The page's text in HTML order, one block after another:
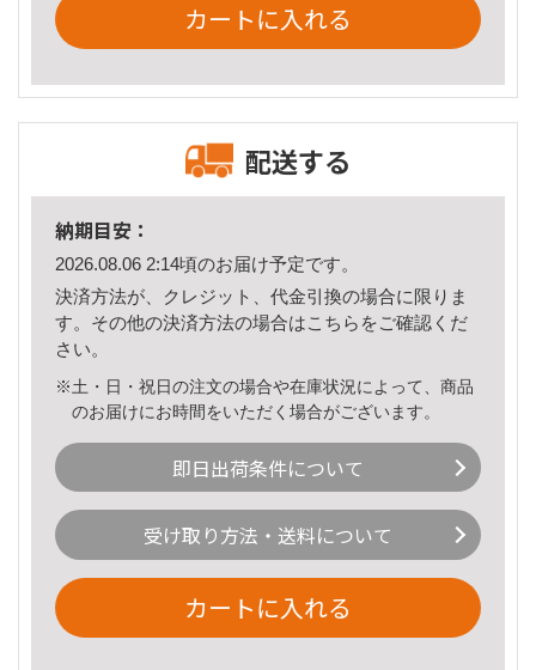
カートに入れる
配送する
納期目安：
2026.08.06 2:14頃のお届け予定です。
決済方法が、クレジット、代金引換の場合に限りま
す。その他の決済方法の場合はこちら をご確認くだ
さい。
※土・日・祝日の注文の場合や在庫状況によって、商品
のお届けにお時間をいただく場合がございます。
即日出荷条件について
受け取り方法・送料について
カートに入れる